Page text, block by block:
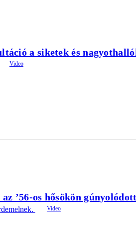
a siketek és
’56-os hősökön